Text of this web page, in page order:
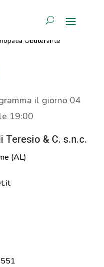
Obliterante
il giorno 04
19:00
Teresio & C. s.n.c.
(AL)